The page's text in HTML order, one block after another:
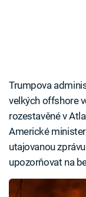
Trumpova
velkých offshore
rozestavěné v
Americké
utajovanou
upozorňovat na